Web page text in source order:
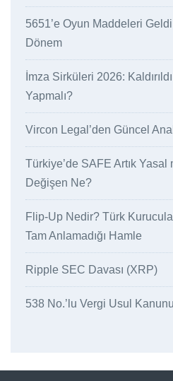
5651’e Oyun Maddeleri
Dönem
İmza Sirküleri 2026:
Yapmalı?
Vircon Legal’den Güncel
Türkiye’de SAFE Artık Yasal
Değişen Ne?
Flip-Up Nedir? Türk
Tam Anlamadığı Hamle
Ripple SEC Davası (XRP)
538 No.’lu Vergi Usul